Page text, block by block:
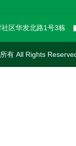
区华发北路1号3栋
有 All Rights